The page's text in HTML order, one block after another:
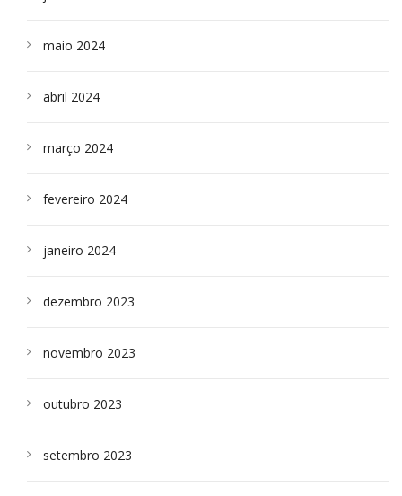
maio 2024
abril 2024
março 2024
fevereiro 2024
janeiro 2024
dezembro 2023
novembro 2023
outubro 2023
setembro 2023